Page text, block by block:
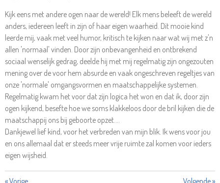
Kijk eens met andere ogen naar de wereld! Elk mens beleeft de wereld
anders, iedereen leeft in zijn of haar eigen waarheid. Dit mooie kind
leerde mij, vaak met veel humor, kritisch te kijken naar wat wij met z'n
allen 'normaal' vinden. Door zijn onbevangenheid en ontbrekend
sociaal wenselijk gedrag, deelde hij met mij regelmatig zijn ongezouten
mening over de voor hem absurde en vaak ongeschreven regeltjes van
onze 'normale' omgangsvormen en maatschappelijke systemen.
Regelmatig kwam het voor dat zíjn logica het won en dat ik, door zijn
ogen kijkend, besefte hoe we soms klakkeloos door de bril kijken die de
maatschappij ons bij geboorte opzet....
Dankjewel lief kind, voor het verbreden van mijn blik. Ik wens voor jou
en ons allemaal dat er steeds meer vrije ruimte zal komen voor ieders
eigen wijsheid.
«Vorige Volgende»